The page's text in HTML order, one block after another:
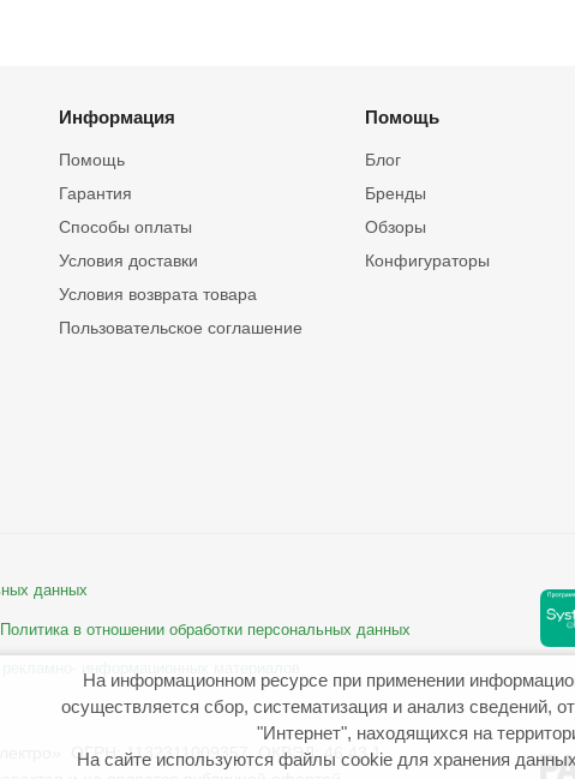
Информация
Помощь
Гарантия
Способы оплаты
Условия доставки
Условия возврата товара
Пользовательское соглашение
Помощь
Блог
Бренды
Обзоры
Конфигураторы
данных
Политика в отношении обработки персональных данных
ОГРН: 1132311009357 ОКВЭД: 46.43.1
На информационном ресурсе при применении
осуществляется сбор, систематизация и анализ сведений,
"Интернет", находящихся на
На сайте используются файлы cookie для хранения